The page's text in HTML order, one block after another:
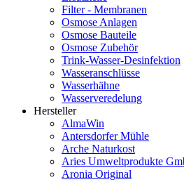
Filter - Membranen
Osmose Anlagen
Osmose Bauteile
Osmose Zubehör
Trink-Wasser-Desinfektion
Wasseranschlüsse
Wasserhähne
Wasserveredelung
Hersteller
AlmaWin
Antersdorfer Mühle
Arche Naturkost
Aries Umweltprodukte
Aronia Original